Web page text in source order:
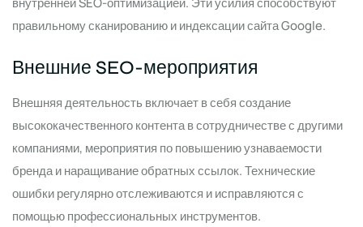
правильному сканированию и индексации сайта Google.
Внешние SEO-мероприятия
Внешняя деятельность включает в себя создание
высококачественного контента в сотрудничестве с другими
компаниями, мероприятия по повышению узнаваемости
бренда и наращивание обратных ссылок. Технические
ошибки регулярно отслеживаются и исправляются с
помощью профессиональных инструментов.